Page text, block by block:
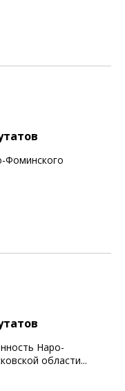
Фоминского
Наро-
области...